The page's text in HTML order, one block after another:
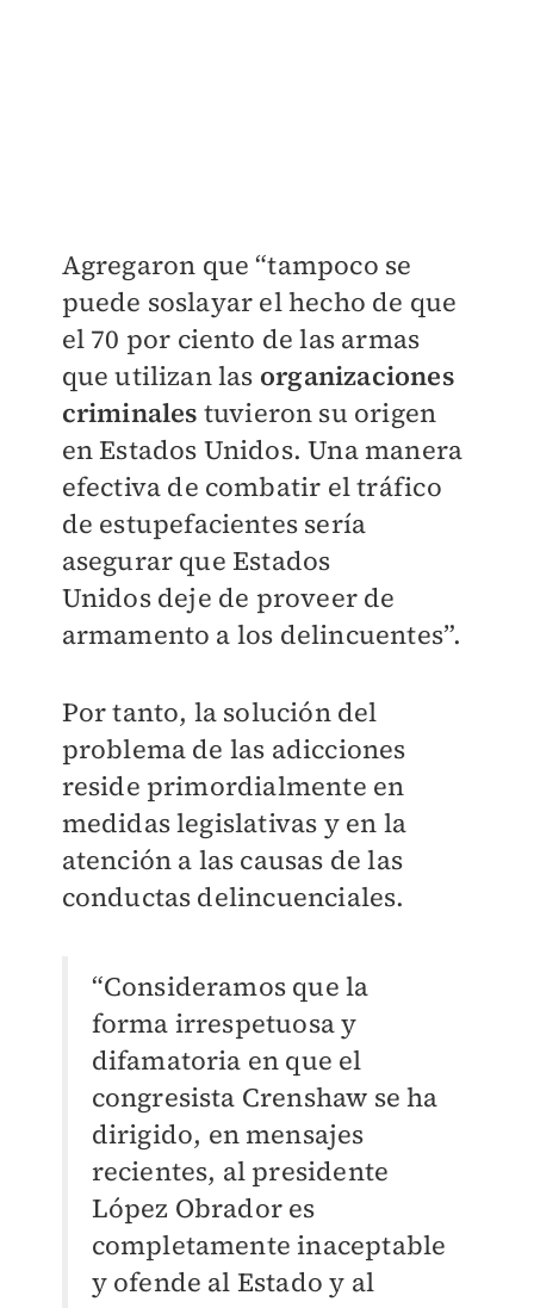
Agregaron que “tampoco se
puede soslayar el hecho de que
el 70 por ciento de las armas
que utilizan las organizaciones
criminales tuvieron su origen
en Estados Unidos. Una manera
efectiva de combatir el tráfico
de estupefacientes sería
asegurar que Estados
Unidos deje de proveer de
armamento a los delincuentes”.
Por tanto, la solución del
problema de las adicciones
reside primordialmente en
medidas legislativas y en la
atención a las causas de las
conductas delincuenciales.
“Consideramos que la
forma irrespetuosa y
difamatoria en que el
congresista Crenshaw se ha
dirigido, en mensajes
recientes, al presidente
López Obrador es
completamente inaceptable
y ofende al Estado y al